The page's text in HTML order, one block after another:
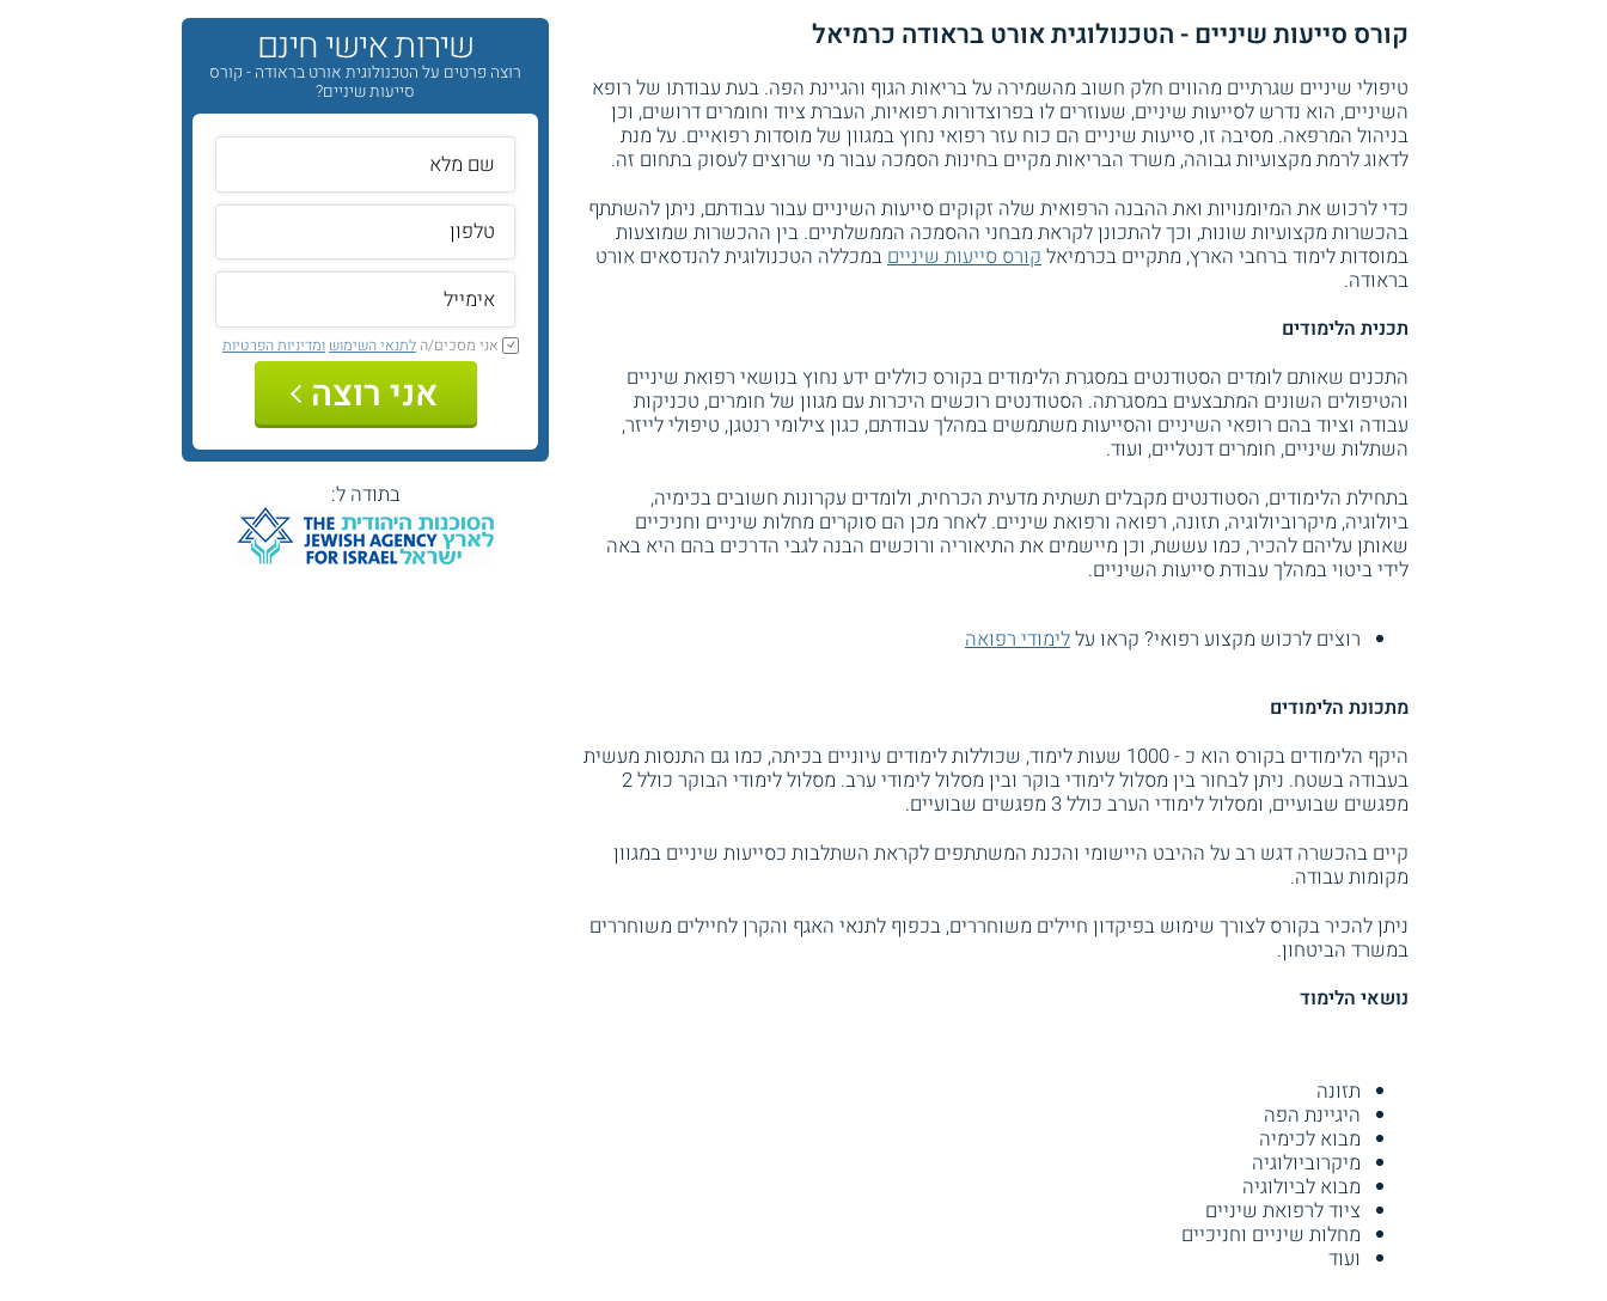
קורס סייעות שיניים - הטכנולוגית אורט בראודה כרמיאל
טיפולי שיניים שגרתיים מהווים חלק חשוב מהשמירה על בריאות הגוף והגיינת הפה. בעת עבודתו של רופא
השיניים, הוא נדרש לסייעות שיניים, שעוזרים לו בפרוצדורות רפואיות, העברת ציוד וחומרים דרושים, וכן
בניהול המרפאה. מסיבה זו, סייעות שיניים הם כוח עזר רפואי נחוץ במגוון של מוסדות רפואיים. על מנת
לדאוג לרמת מקצועיות גבוהה, משרד הבריאות מקיים בחינות הסמכה עבור מי שרוצים לעסוק בתחום זה.
כדי לרכוש את המיומנויות ואת ההבנה הרפואית שלה זקוקים סייעות השיניים עבור עבודתם, ניתן להשתתף
בהכשרות מקצועיות שונות, וכך להתכונן לקראת מבחני ההסמכה הממשלתיים. בין ההכשרות שמוצעות
במוסדות לימוד ברחבי הארץ, מתקיים בכרמיאלקורס סייעות שינייםבמכללה הטכנולוגית להנדסאים אורט
בראודה.
תכנית הלימודים
התכנים שאותם לומדים הסטודנטים במסגרת הלימודים בקורס כוללים ידע נחוץ בנושאי רפואת שיניים
והטיפולים השונים המתבצעים במסגרתה. הסטודנטים רוכשים היכרות עם מגוון של חומרים, טכניקות
עבודה וציוד בהם רופאי השיניים והסייעות משתמשים במהלך עבודתם, כגון צילומי רנטגן, טיפולי לייזר,
השתלות שיניים, חומרים דנטליים, ועוד.
בתחילת הלימודים, הסטודנטים מקבלים תשתית מדעית הכרחית, ולומדים עקרונות חשובים בכימיה,
ביולוגיה, מיקרוביולוגיה, תזונה, רפואה ורפואת שיניים. לאחר מכן הם סוקרים מחלות שיניים וחניכיים
שאותן עליהם להכיר, כמו עששת, וכן מיישמים את התיאוריה ורוכשים הבנה לגבי הדרכים בהם היא באה
לידי ביטוי במהלך עבודת סייעות השיניים.
רוצים לרכוש מקצוע רפואי? קראו עללימודי רפואה
מתכונת הלימודים
היקף הלימודים בקורס הוא כ - 1000 שעות לימוד, שכוללות לימודים עיוניים בכיתה, כמו גם התנסות מעשית
בעבודה בשטח. ניתן לבחור בין מסלול לימודי בוקר ובין מסלול לימודי ערב. מסלול לימודי הבוקר כולל 2
מפגשים שבועיים, ומסלול לימודי הערב כולל 3 מפגשים שבועיים.
קיים בהכשרה דגש רב על ההיבט היישומי והכנת המשתתפים לקראת השתלבות כסייעות שיניים במגוון
מקומות עבודה.
ניתן להכיר בקורס לצורך שימוש בפיקדון חיילים משוחררים, בכפוף לתנאי האגף והקרן לחיילים משוחררים
במשרד הביטחון.
נושאי הלימוד
תזונה
היגיינת הפה
מבוא לכימיה
מיקרוביולוגיה
מבוא לביולוגיה
ציוד לרפואת שיניים
מחלות שיניים וחניכיים
ועוד
שירות אישי חינם
רוצה פרטים על הטכנולוגית אורט בראודה - קורס
סייעות שיניים?
אני מסכים/הלתנאי השימוש ומדיניות הפרטיות
אני רוצה
בתודה ל: